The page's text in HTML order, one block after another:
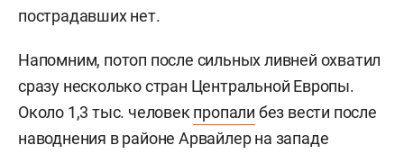
пострадавших нет.
Напомним, потоп после сильных ливней охватил
сразу несколько стран Центральной Европы.
Около 1,3 тыс. человек пропали без вести после
наводнения в районе Арвайлер на западе